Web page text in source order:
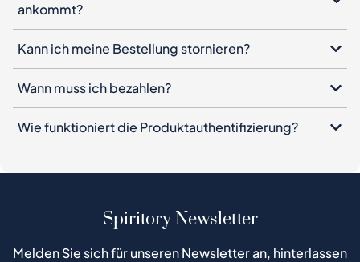
ankommt?
Kann ich meine Bestellung stornieren?
Wann muss ich bezahlen?
Wie funktioniert die Produktauthentifizierung?
Spiritory Newsletter
Melden Sie sich für unseren Newsletter an, hinterlassen